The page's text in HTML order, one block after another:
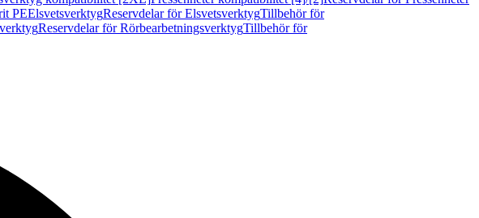
PEElsvetsverktygReservdelar för ElsvetsverktygTillbehör för
Reservdelar för RörbearbetningsverktygTillbehör för